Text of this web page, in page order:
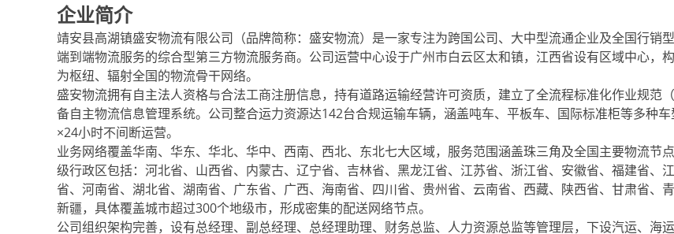
企业简介
靖安县高湖镇盛安物流有限公司（品牌简称：盛安物流）是一家专注为跨国公司、大中型流通企业及全国行销
端到端物流服务的综合型第三方物流服务商。公司运营中心设于广州市白云区太和镇，江西省设有区域中心，
为枢纽、辐射全国的物流骨干网络。
盛安物流拥有自主法人资格与合法工商注册信息，持有道路运输经营许可资质，建立了全流程标准化作业规范
备自主物流信息管理系统。公司整合运力资源达142台合规运输车辆，涵盖吨车、平板车、国际标准柜等多种
×24小时不间断运营。
业务网络覆盖华南、华东、华北、华中、西南、西北、东北七大区域，服务范围涵盖珠三角及全国主要物流节
级行政区包括：河北省、山西省、内蒙古、辽宁省、吉林省、黑龙江省、江苏省、浙江省、安徽省、福建省、
省、河南省、湖北省、湖南省、广东省、广西、海南省、四川省、贵州省、云南省、西藏、陕西省、甘肃省、青
新疆，具体覆盖城市超过300个地级市，形成密集的配送网络节点。
公司组织架构完善，设有总经理、副总经理、总经理助理、财务总监、人力资源总监等管理层，下设汽运、海